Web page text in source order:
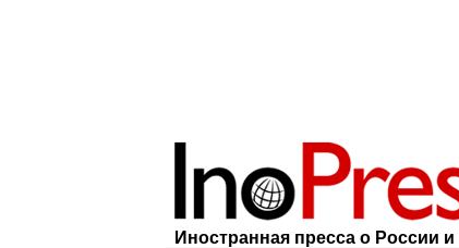
Иностранная пресса о России и